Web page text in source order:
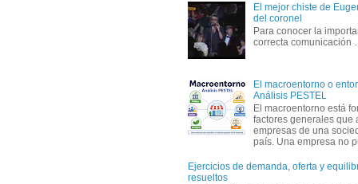
El mejor chiste de
del coronel
Para conocer la
correcta
El macroentorno o
Análisis PESTEL
El macroentorno está
factores generales que
empresas de una
país. Una empresa no
Ejercicios de demanda, oferta y
resueltos